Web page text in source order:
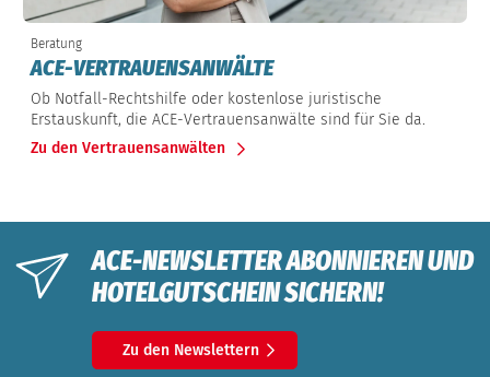
Beratung
ACE-VERTRAUENSANWÄLTE
Ob Notfall-Rechtshilfe oder kostenlose juristische
Erstauskunft, die ACE-Vertrauensanwälte sind für Sie da.
Zu den Vertrauensanwälten
ACE-NEWSLETTER ABONNIEREN UND
HOTELGUTSCHEIN SICHERN!
Zu den Newslettern